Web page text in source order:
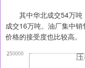
其中华北成交54万吨
成交16万吨。油厂集中
价格的接受度也比较高。